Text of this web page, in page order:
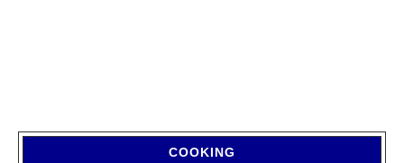
COOKING